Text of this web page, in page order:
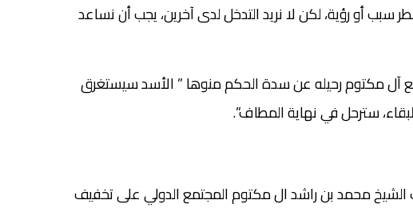
سبب أو رؤية، لكن لا نريد التدخل لدى آخرين، يجب أن نساعد
آل مكتوم رحيله عن سدة الحكم منوها ” الأسد سيستغرق
سترحل في نهاية المطاف”.
الشيخ محمد بن راشد ال مكتوم المجتمع الدولي على تخفيف